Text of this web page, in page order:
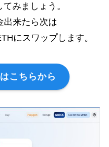
みましょう。
出来たら次は
にスワップします。
こちらから